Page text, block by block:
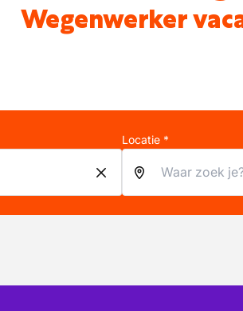
Wegenwerker
Locatie *